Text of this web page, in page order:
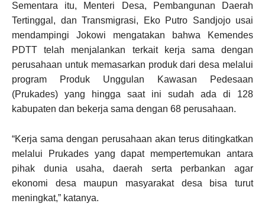
Sementara itu, Menteri Desa, Pembangunan Daerah
Tertinggal, dan Transmigrasi, Eko Putro Sandjojo usai
mendampingi Jokowi mengatakan bahwa Kemendes
PDTT telah menjalankan ‎terkait kerja sama dengan
perusahaan untuk memasarkan produk dari desa melalui
program Produk Unggulan Kawasan Pedesaan
(Prukades) yang hingga saat ini sudah ada di 128
kabupaten dan bekerja sama dengan 68 perusahaan.
“Kerja sama dengan perusahaan ‎akan terus ditingkatkan
melalui Prukades yang dapat mempertemukan antara
pihak dunia usaha, daerah serta perbankan agar
ekonomi desa maupun masyarakat desa bisa turut
meningkat,” katanya.